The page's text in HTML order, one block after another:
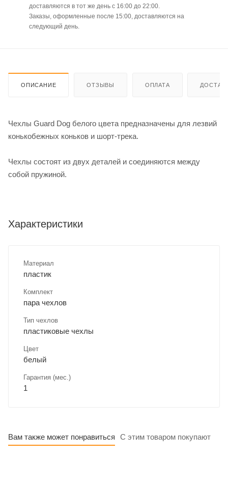
доставляются в тот же день с 16:00 до 22:00.
Заказы, оформленные после 15:00, доставляются на
следующий день.
ОПИСАНИЕ ОТЗЫВЫ ОПЛАТА
Чехлы Guard Dog белого цвета предназначены для лезвий
конькобежных коньков и шорт-трека.
Чехлы состоят из двух деталей и соединяются между
собой пружиной.
Характеристики
Материал
пластик
Комплект
пара чехлов
Тип чехлов
пластиковые чехлы
Цвет
белый
Гарантия (мес.)
1
Вам также может понравиться С этим товаром покупают